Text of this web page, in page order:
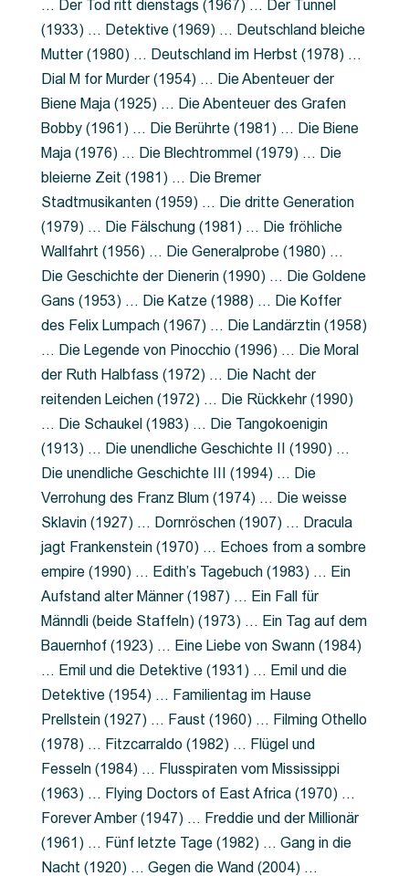
… Der Tod ritt dienstags (1967) … Der Tunnel
(1933) … Detektive (1969) … Deutschland bleiche
Mutter (1980) … Deutschland im Herbst (1978) …
Dial M for Murder (1954) … Die Abenteuer der
Biene Maja (1925) … Die Abenteuer des Grafen
Bobby (1961) … Die Berührte (1981) … Die Biene
Maja (1976) … Die Blechtrommel (1979) … Die
bleierne Zeit (1981) … Die Bremer
Stadtmusikanten (1959) … Die dritte Generation
(1979) … Die Fälschung (1981) … Die fröhliche
Wallfahrt (1956) … Die Generalprobe (1980) …
Die Geschichte der Dienerin (1990) … Die Goldene
Gans (1953) … Die Katze (1988) … Die Koffer
des Felix Lumpach (1967) … Die Landärztin (1958)
… Die Legende von Pinocchio (1996) … Die Moral
der Ruth Halbfass (1972) … Die Nacht der
reitenden Leichen (1972) … Die Rückkehr (1990)
… Die Schaukel (1983) … Die Tangokoenigin
(1913) … Die unendliche Geschichte II (1990) …
Die unendliche Geschichte III (1994) … Die
Verrohung des Franz Blum (1974) … Die weisse
Sklavin (1927) … Dornröschen (1907) … Dracula
jagt Frankenstein (1970) … Echoes from a sombre
empire (1990) … Edith’s Tagebuch (1983) … Ein
Aufstand alter Männer (1987) … Ein Fall für
Männdli (beide Staffeln) (1973) … Ein Tag auf dem
Bauernhof (1923) … Eine Liebe von Swann (1984)
… Emil und die Detektive (1931) … Emil und die
Detektive (1954) … Familientag im Hause
Prellstein (1927) … Faust (1960) … Filming Othello
(1978) … Fitzcarraldo (1982) … Flügel und
Fesseln (1984) … Flusspiraten vom Mississippi
(1963) … Flying Doctors of East Africa (1970) …
Forever Amber (1947) … Freddie und der Millionär
(1961) … Fünf letzte Tage (1982) … Gang in die
Nacht (1920) … Gegen die Wand (2004) …